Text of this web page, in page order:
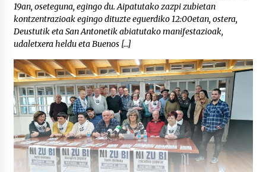
19an, oseteguna, egingo du. Aipatutako zazpi zubietan
kontzentrazioak egingo dituzte eguerdiko 12:00etan, ostera,
Deustutik eta San Antonetik abiatutako manifestazioak,
udaletxera heldu eta Buenos […]